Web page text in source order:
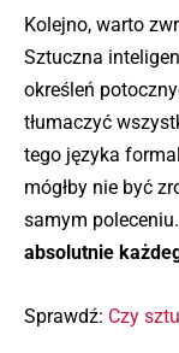
Kolejno, warto
Sztuczna
określeń
tłumaczyć
tego języka
mógłby nie być
samym poleceniu.
absolutnie
Sprawdź: Czy